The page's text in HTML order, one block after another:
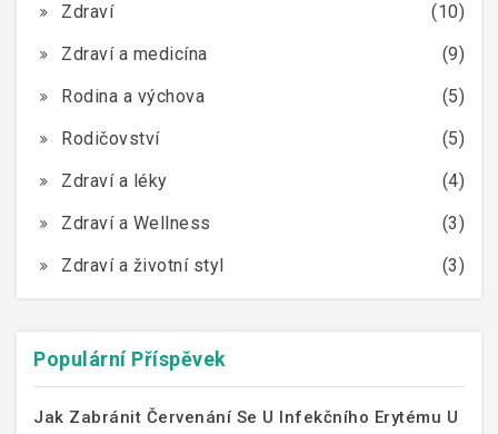
Zdraví
(10)
Zdraví a medicína
(9)
Rodina a výchova
(5)
Rodičovství
(5)
Zdraví a léky
(4)
Zdraví a Wellness
(3)
Zdraví a životní styl
(3)
Populární Příspěvek
Jak Zabránit Červenání Se U Infekčního Erytému U